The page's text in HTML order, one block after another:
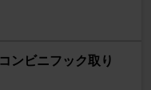
ンビニフック取り